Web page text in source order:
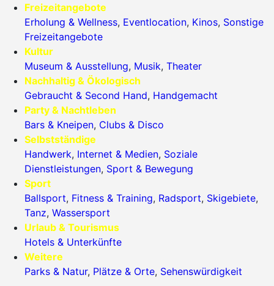
Freizeitangebote
Erholung & Wellness, Eventlocation, Kinos, Sonstige
Freizeitangebote
Kultur
Museum & Ausstellung, Musik, Theater
Nachhaltig & Ökologisch
Gebraucht & Second Hand, Handgemacht
Party & Nachtleben
Bars & Kneipen, Clubs & Disco
Selbstständige
Handwerk, Internet & Medien, Soziale
Dienstleistungen, Sport & Bewegung
Sport
Ballsport, Fitness & Training, Radsport, Skigebiete,
Tanz, Wassersport
Urlaub & Tourismus
Hotels & Unterkünfte
Weitere
Parks & Natur, Plätze & Orte, Sehenswürdigkeit